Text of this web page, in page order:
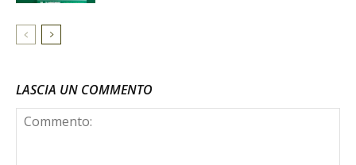
LASCIA UN COMMENTO